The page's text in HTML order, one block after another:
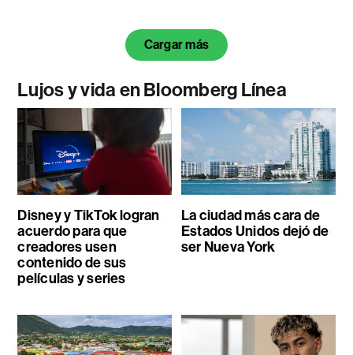
Cargar más
Lujos y vida en Bloomberg Línea
Disney y TikTok logran
acuerdo para que
creadores usen
contenido de sus
películas y series
La ciudad más cara de
Estados Unidos dejó de
ser Nueva York